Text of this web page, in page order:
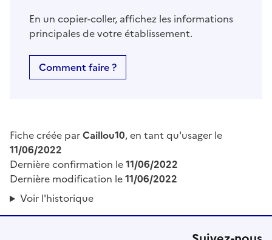
En un copier-coller, affichez les informations
principales de votre établissement.
Comment faire ?
Fiche créée parCaillou10, en tant qu'usager le
11/06/2022
Dernière confirmation le11/06/2022
Dernière modification le11/06/2022
Voir l'historique